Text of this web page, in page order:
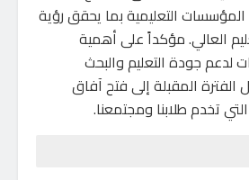
التعليمية بما يحقق رؤية
العالي. مؤكداً على أهمية
لدعم جودة التعليم والبحث
المقبلة إلى فتح آفاق
تخدم طلابنا ومجتمعنا.